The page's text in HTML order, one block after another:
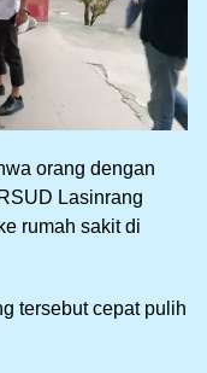
orang dengan
Lasinrang
rumah sakit di
tersebut cepat pulih